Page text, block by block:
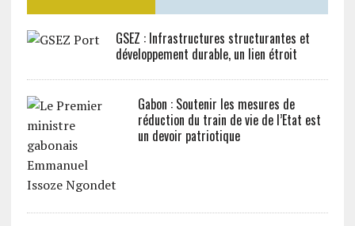
GSEZ : Infrastructures structurantes et
développement durable, un lien étroit
Gabon : Soutenir les mesures de
réduction du train de vie de l’Etat est
un devoir patriotique